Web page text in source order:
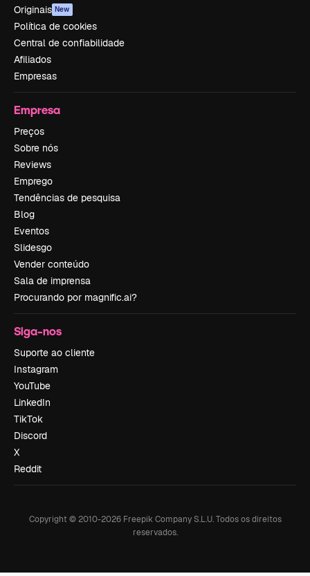
Originais New
Política de cookies
Central de confiabilidade
Afiliados
Empresas
Empresa
Preços
Sobre nós
Reviews
Emprego
Tendências de pesquisa
Blog
Eventos
Slidesgo
Vender conteúdo
Sala de imprensa
Procurando por magnific.ai?
Siga-nos
Suporte ao cliente
Instagram
YouTube
LinkedIn
TikTok
Discord
X
Reddit
Copyright © 2010-2026Freepik Company S.L.U. Todos os direitos
reservados.